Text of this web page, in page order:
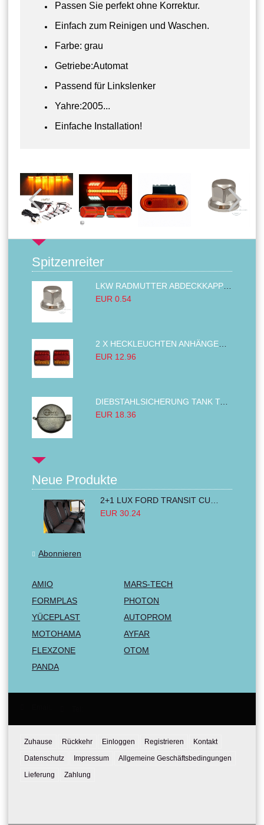
Passen Sie perfekt ohne Korrektur.
Einfach zum Reinigen und Waschen.
Farbe: grau
Getriebe:Automat
Passend für Linkslenker
Yahre:2005...
Einfache Installation!
Spitzenreiter
LKW RADMUTTER ABDECKKAPPEN SECHSKANT KAPPEN FELGEN BOLZENABDECKUNGEN CHROM 32MM
EUR 0.54
2 X HECKLEUCHTEN ANHÄNGER RÜCKLEUCHTE,LKW RÜCKLEUCHTE, LINKS RECHTS 14LED 12V
EUR 12.96
DIEBSTAHLSICHERUNG TANK TANKDECKEL DIESELTANK KRAFTSTOFFTANKDECKEL VERRIEGELUNG PASSEND FÜR LKW PKW TRAKTOREN BAGGER 80MM
EUR 18.36
Neue Produkte
2+1 LUX FORD TRANSIT CUSTOM 2000-2014 MK6 MK7 Sitzbezüge Kleinbus Lieferwagen Van Schwarz Rot Textil
EUR 30.24
Abonnieren
AMIO
MARS-TECH
FORMPLAS
PHOTON
YÜCEPLAST
AUTOPROM
MOTOHAMA
AYFAR
FLEXZONE
OTOM
PANDA
Zuhause Rückkehr Einloggen Registrieren
Kontakt
Datenschutz
Impressum
Allgemeine Geschäftsbedingungen
Lieferung
Zahlung